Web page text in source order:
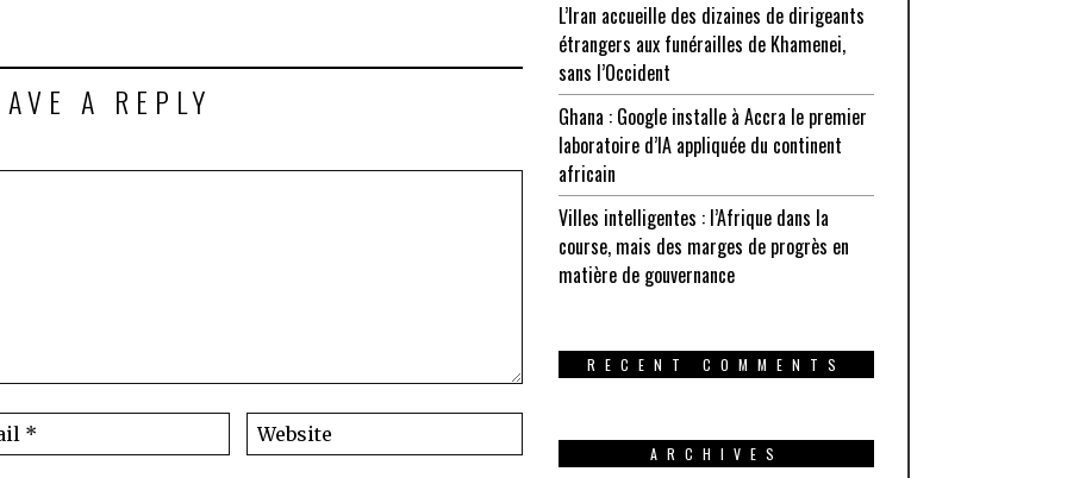
A REPLY
L’Iran accueille des dizaines de dirigeants
étrangers aux funérailles de Khamenei,
sans l’Occident
Ghana : Google installe à Accra le premier
laboratoire d’IA appliquée du continent
africain
Villes intelligentes : l’Afrique dans la
course, mais des marges de progrès en
matière de gouvernance
RECENT COMMENTS
ARCHIVES